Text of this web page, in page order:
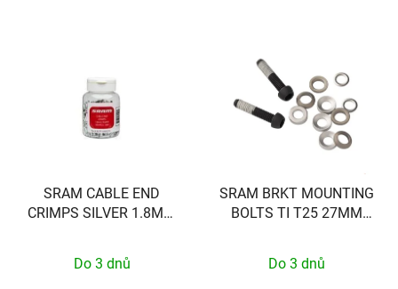
SRAM CABLE END
CRIMPS SILVER 1.8MM
Do 3 dnů
SRAM BRKT MOUNTING
BOLTS TI T25 27MM
Do 3 dnů